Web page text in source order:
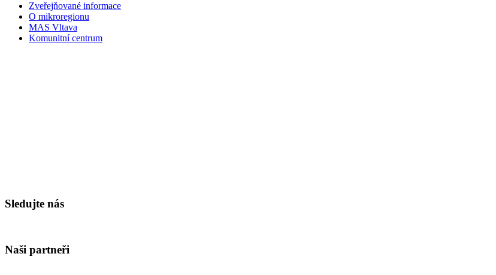
Zveřejňované informace
O mikroregionu
MAS Vltava
Komunitní centrum
Sledujte nás
Naši partneři